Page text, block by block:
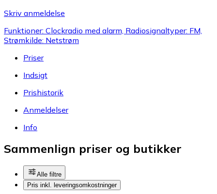
Skriv anmeldelse
Funktioner: Clockradio med alarm, Radiosignaltyper: FM,
Strømkilde: Netstrøm
Priser
Indsigt
Prishistorik
Anmeldelser
Info
Sammenlign priser og butikker
Alle filtre
Pris inkl. leveringsomkostninger